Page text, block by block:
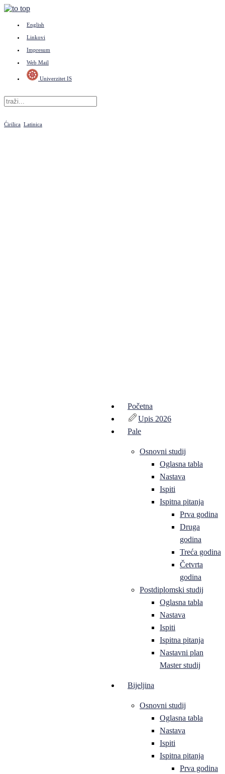
English
Linkovi
Impresum
Web Mail
Univerzitet IS
Ćirilica Latinica
Početna
Upis 2026
Pale
Osnovni studij
Oglasna tabla
Nastava
Ispiti
Ispitna pitanja
Prva godina
Druga
godina
Treća godina
Četvrta
godina
Postdiplomski studij
Oglasna tabla
Nastava
Ispiti
Ispitna pitanja
Nastavni plan
Master studij
Bijeljina
Osnovni studij
Oglasna tabla
Nastava
Ispiti
Ispitna pitanja
Prva godina